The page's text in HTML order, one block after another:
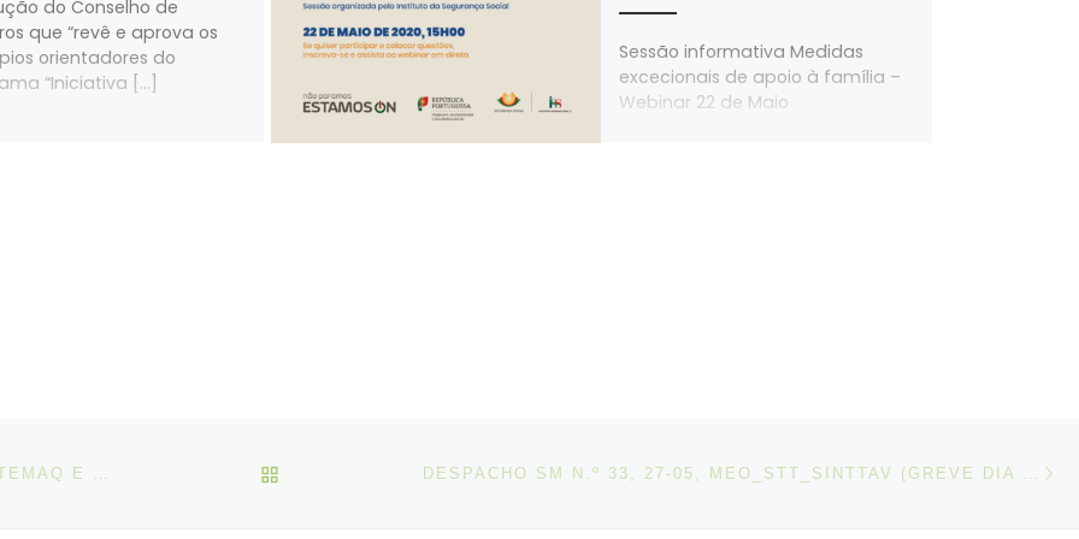
do Conselho de
que “revê e aprova os
orientadores do
“Iniciativa […]
Sessão informativa Medidas
excecionais de apoio à família –
Webinar 22 de Maio
VOLTAR À LISTA DE ARTIGOS